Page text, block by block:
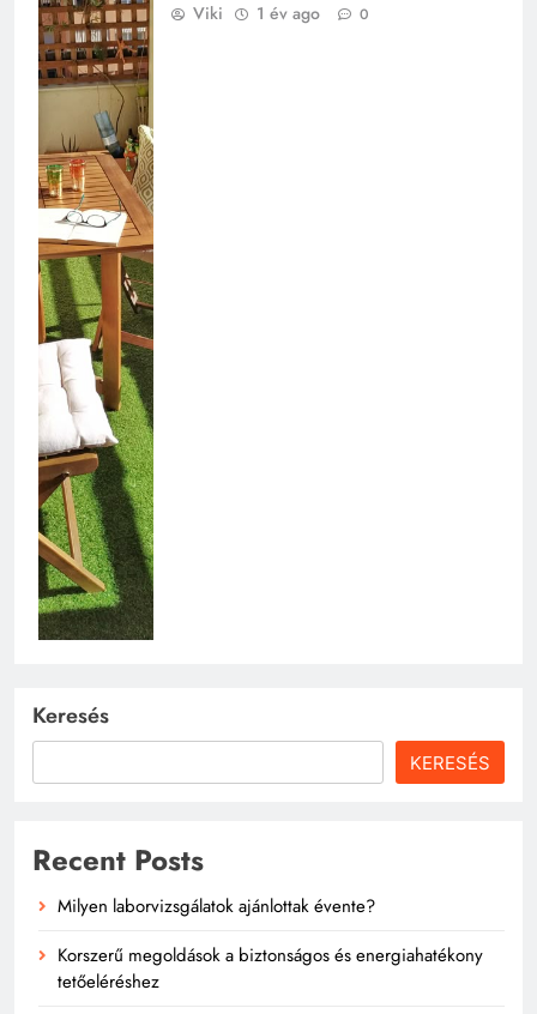
Viki 1 év ago 0
Keresés
KERESÉS
Recent Posts
Milyen laborvizsgálatok ajánlottak évente?
Korszerű megoldások a biztonságos és energiahatékony
tetőeléréshez